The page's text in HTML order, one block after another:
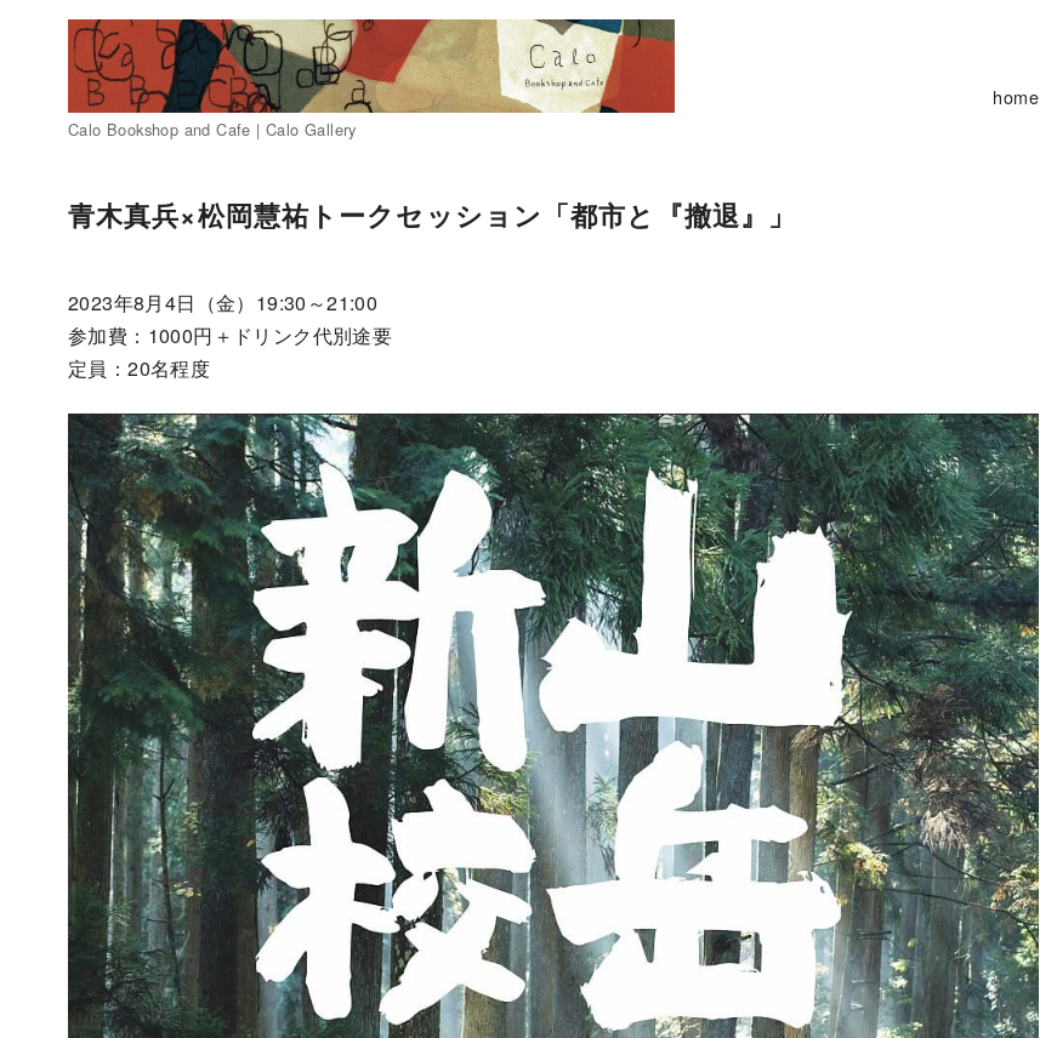
Calo Bookshop and Cafe | Calo Gallery
home
青木真兵×松岡慧祐トークセッション「都市と『撤退』」
2023年8月4日（金）19:30～21:00
参加費：1000円＋ドリンク代別途要
定員：20名程度